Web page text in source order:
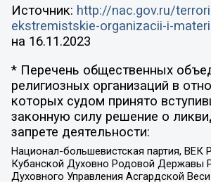
Источник: http://nac.gov.ru/
ekstremistskie-organizacii-i-
на 16.11.2023
* Перечень общественных
религиозных организаций в
которых судом принято
законную силу решение о
запрете деятельности:
Национал-большевистская партия, ВЕК
Кубанской Духовно Родовой Державы
Духовного Управления Асгардской